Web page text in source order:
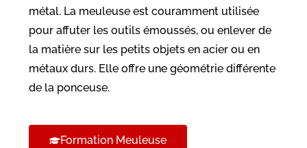
métal. La meuleuse est couramment utilisée
pour affuter les outils émoussés, ou enlever de
la matière sur les petits objets en acier ou en
métaux durs. Elle offre une géométrie différente
de la ponceuse.
Formation Meuleuse